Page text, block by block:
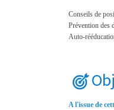
Conseils de
Prévention des
Auto-
A l'issue de